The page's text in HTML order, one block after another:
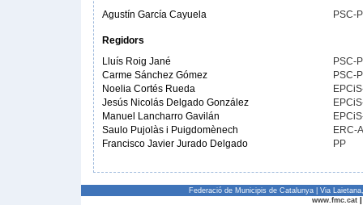
Agustín García Cayuela
PSC-
Regidors
Lluís Roig Jané
PSC-
Carme Sánchez Gómez
PSC-
Noelia Cortés Rueda
Jesús Nicolás Delgado González
Manuel Lancharro Gavilán
Saulo Pujolàs i Puigdomènech
ERC-
Francisco Javier Jurado Delgado
PP
Federació de Municipis de Catalunya | Via
www.fmc.cat